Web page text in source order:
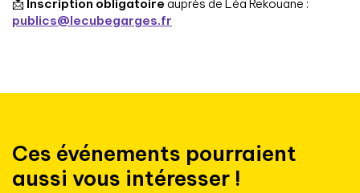
📩 Inscription obligatoire auprès de Léa Rekouane :
publics@lecubegarges.fr
Ces événements pourraient
aussi vous intéresser !